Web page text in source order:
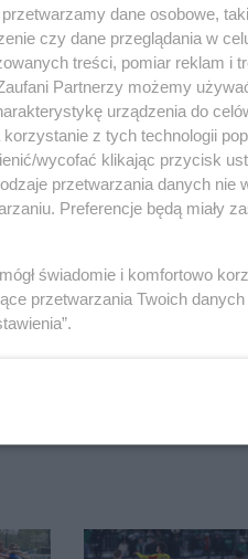
dane osobowe,
czy dane przeglądania w
treści, pomiar reklam i
Partnerzy możemy
urządzenia do
z tych technologii
wycofać klikając przycisk
przetwarzania danych nie
Preferencje będą miały
świadomie i komfortowo
przetwarzania Twoich